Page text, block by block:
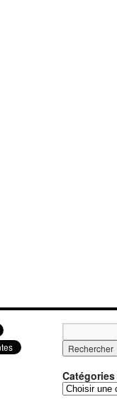
Catégories
C